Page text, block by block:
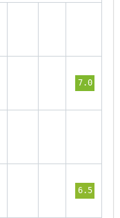
7.0
6.5